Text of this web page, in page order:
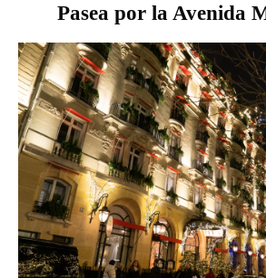
Pasea por la Avenida